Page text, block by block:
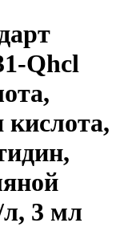
Qhcl
кислота,
3 мл